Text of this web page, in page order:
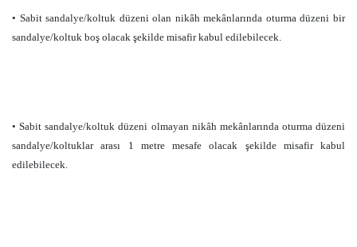
• Sabit sandalye/koltuk düzeni olan nikâh mekânlarında oturma düzeni bir
sandalye/koltuk boş olacak şekilde misafir kabul edilebilecek.
• Sabit sandalye/koltuk düzeni olmayan nikâh mekânlarında oturma düzeni
sandalye/koltuklar arası 1 metremesafe olacak şekilde misafir kabul
edilebilecek.